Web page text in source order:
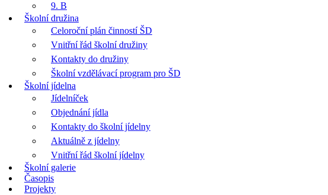
9. B
Školní družina
Celoroční plán činností ŠD
Vnitřní řád školní družiny
Kontakty do družiny
Školní vzdělávací program pro ŠD
Školní jídelna
Jídelníček
Objednání jídla
Kontakty do školní jídelny
Aktuálně z jídelny
Vnitřní řád školní jídelny
Školní galerie
Časopis
Projekty